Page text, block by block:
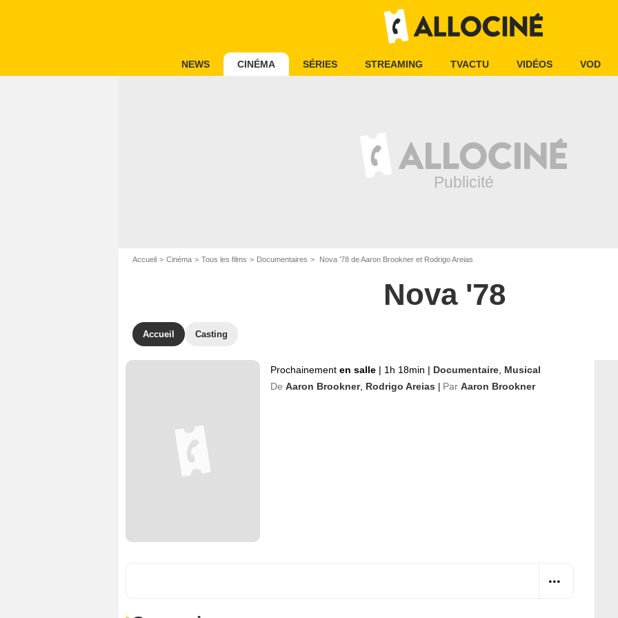
NEWS CINÉMA SÉRIES STREAMING TVACTU VIDÉOS VOD
Accueil Cinéma Tous les films Documentaires Nova '78 de Aaron Brookner et Rodrigo Areias
Nova '78
Accueil Casting
Prochainement en salle | 1h 18min | Documentaire Musical
De Aaron Brookner, Rodrigo Areias Par Aaron Brookner